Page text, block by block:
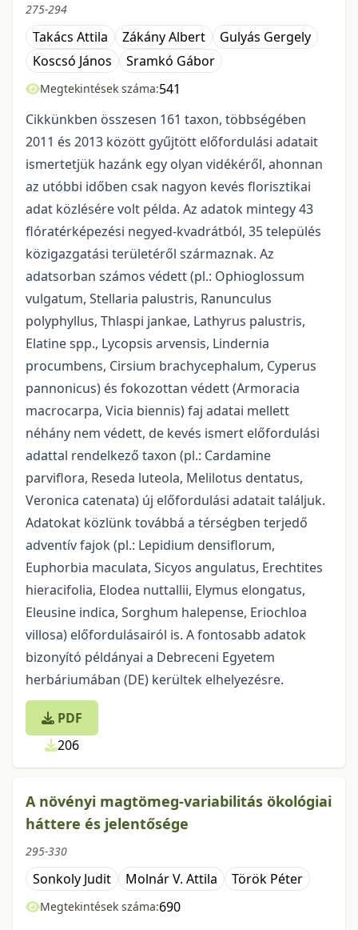
275-294
Takács Attila Zákány Albert
Gulyás Gergely
Koscsó János
Sramkó Gábor
Megtekintések száma:541
Cikkünkben összesen 161 taxon, többségében
2011 és 2013 között gyűjtött előfordulási adatait
ismertetjük hazánk egy olyan vidékéről, ahonnan
az utóbbi időben csak nagyon kevés florisztikai
adat közlésére volt példa. Az adatok mintegy 43
flóratérképezési negyed-kvadrátból, 35 település
közigazgatási területéről származnak. Az
adatsorban számos védett (pl.: Ophioglossum
vulgatum, Stellaria palustris, Ranunculus
polyphyllus, Thlaspi jankae, Lathyrus palustris,
Elatine spp., Lycopsis arvensis, Lindernia
procumbens, Cirsium brachycephalum, Cyperus
pannonicus) és fokozottan védett (Armoracia
macrocarpa, Vicia biennis) faj adatai mellett
néhány nem védett, de kevés ismert előfordulási
adattal rendelkező taxon (pl.: Cardamine
parviflora, Reseda luteola, Melilotus dentatus,
Veronica catenata) új előfordulási adatait találjuk.
Adatokat közlünk továbbá a térségben terjedő
adventív fajok (pl.: Lepidium densiflorum,
Euphorbia maculata, Sicyos angulatus, Erechtites
hieracifolia, Elodea nuttallii, Elymus elongatus,
Eleusine indica, Sorghum halepense, Eriochloa
villosa) előfordulásairól is. A fontosabb adatok
bizonyító példányai a Debreceni Egyetem
herbáriumában (DE) kerültek elhelyezésre.
PDF
206
A növényi magtömeg-variabilitás ökológiai
háttere és jelentősége
295-330
Sonkoly Judit Molnár V. Attila Török Péter
Megtekintések száma:690